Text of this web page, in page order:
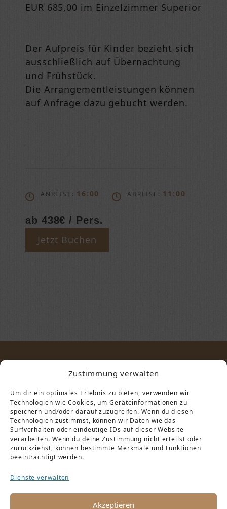
Zustimmung verwalten
Um dir ein optimales Erlebnis zu bieten, verwenden wir
Technologien wie Cookies, um Geräteinformationen zu
speichern und/oder darauf zuzugreifen. Wenn du diesen
Technologien zustimmst, können wir Daten wie das
Surfverhalten oder eindeutige IDs auf dieser Website
verarbeiten. Wenn du deine Zustimmung nicht erteilst oder
zurückziehst, können bestimmte Merkmale und Funktionen
beeinträchtigt werden.
Dienste verwalten
Akzeptieren
EUR 685,00 im Einzelzimmer Superior
Der Aufpreis für Kinder bezieht sich
ausschließlich auf Übernachtung
und Frühstück.
Die Arrangementleistungen können
auf Anfrage dazu gebucht werden.
ANREISE: 16:00 ABREISE: 11:00
ab 438€ / Pers.
Jetzt Buchen
STARTSEITE KONTAKT
IMPRESSUM DATENSCHUTZ